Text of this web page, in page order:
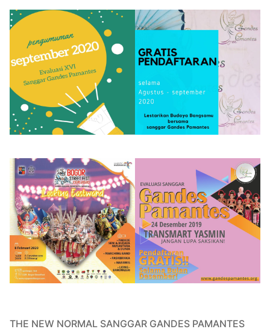
THE NEW NORMAL SANGGAR GANDES PAMANTES